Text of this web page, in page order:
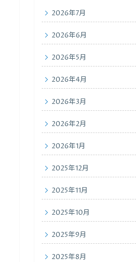
2026年7月
2026年6月
2026年5月
2026年4月
2026年3月
2026年2月
2026年1月
2025年12月
2025年11月
2025年10月
2025年9月
2025年8月